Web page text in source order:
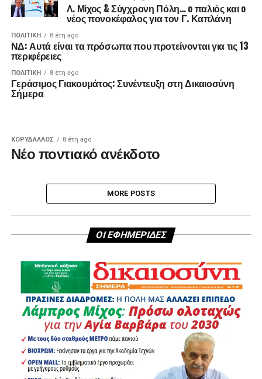
Λ. Μίχος & Σύγχρονη Πόλη… o παλιός και o
νέος πονοκέφαλος για τον Γ. Καπλάνη
ΠΟΛΙΤΙΚΉ 8 έτη ago
ΝΔ: Αυτά είναι τα πρόσωπα που προτείνονται για τις 13
περιφέρειες
ΠΟΛΙΤΙΚΉ 8 έτη ago
Γεράσιμος Γιακουμάτος: Συνέντευξη στη Δικαιοσύνη
Σήμερα
ΚΟΡΥΔΑΛΛΟΣ 8 έτη ago
Νέο ποντιακό ανέκδοτο
MORE POSTS
ΟΙ ΕΦΗΜΕΡΙΔΕΣ